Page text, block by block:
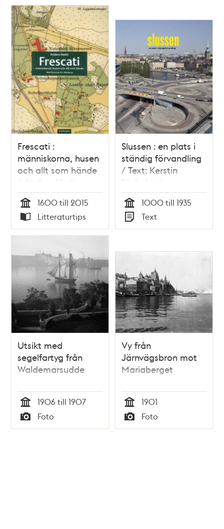
Frescati :
människorna, husen
och allt som hände
/ Anders Hedin
Tid
1600 till 2015
Typ
Litteraturtips
Slussen : en plats i
ständig förvandling
/ Text: Kerstin
Söderlund
Tid
1000 till 1935
Typ
Text
Utsikt med
segelfartyg från
Waldemarsudde
Tid
1906 till 1907
Typ
Foto
Vy från
Järnvägsbron mot
Mariaberget
Tid
1901
Typ
Foto